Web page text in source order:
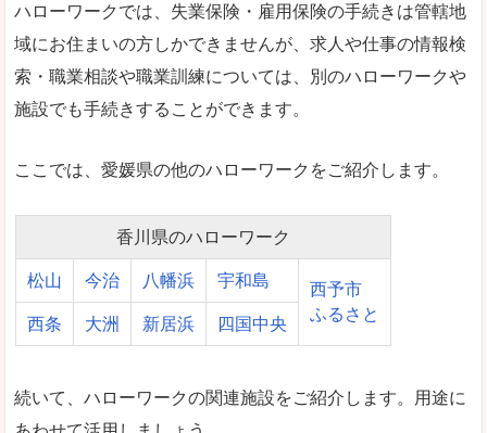
ハローワークでは、失業保険・雇用保険の手続きは管轄地
域にお住まいの方しかできませんが、求人や仕事の情報検
索・職業相談や職業訓練については、別のハローワークや
施設でも手続きすることができます。
ここでは、愛媛県の他のハローワークをご紹介します。
香川県のハローワーク
松山 今治 八幡浜 宇和島
西予市
ふるさと
西条 大洲 新居浜 四国中央
続いて、ハローワークの関連施設をご紹介します。用途に